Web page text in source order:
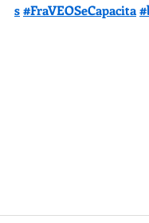
s#FraVEOSeCapacita